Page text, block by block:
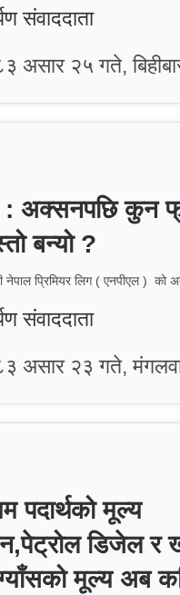
संवाददाता
असार २५ गते,
अक्सनपछि कुन
बन्यो ?
प्रिमियर लिग ( एनपीएल ) को
संवाददाता
असार २३ गते,
पदार्थको मूल्य
डिजेल र
मूल्य अब